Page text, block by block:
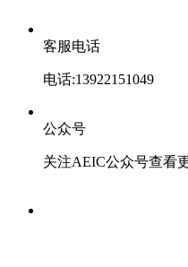
客服电话
电话:13922151049
公众号
关注AEIC公众号查看